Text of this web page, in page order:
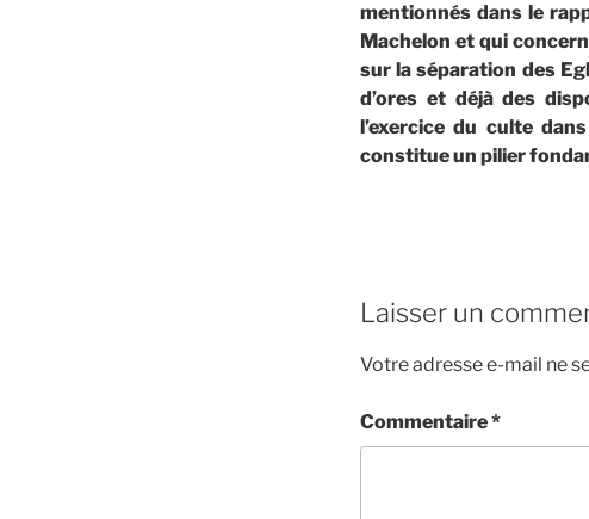
mentionnés dans le
Machelon et qui
sur la séparation des
d’ores et déjà des
l’exercice du culte
constitue un pilier
Laisser un
Votre adresse e-mail ne
Commentaire*